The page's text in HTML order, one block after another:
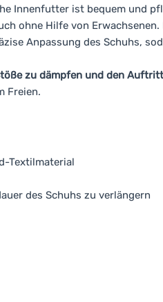
Innenfutter ist bequem und
ohne Hilfe von Erwachsenen.
Anpassung des Schuhs,
zu dämpfen und den
Freien.
Textilmaterial
des Schuhs zu verlängern